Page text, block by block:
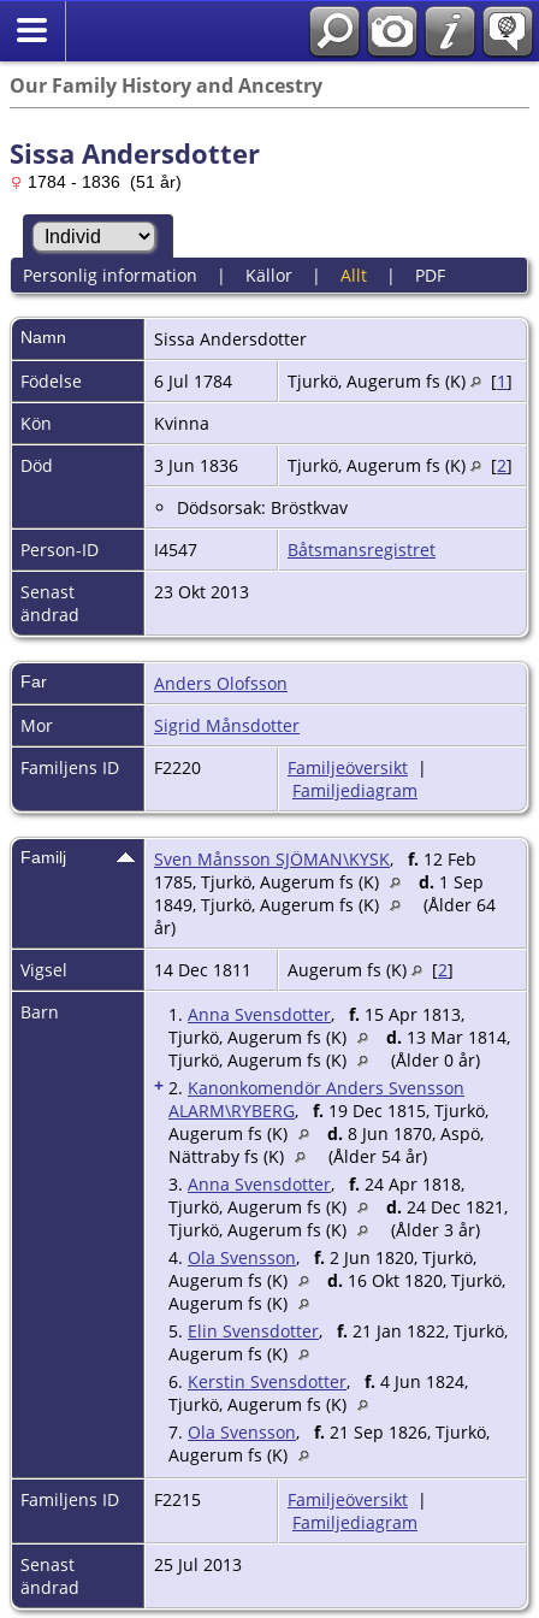
Our Family History and Ancestry
Sissa Andersdotter
1784 - 1836 (51 år)
Personlig information | Källor| Allt| PDF
Namn Sissa Andersdotter
Födelse
6 Jul 1784 Tjurkö, Augerum fs (K) [1]
Kön
Kvinna
Död
3 Jun 1836 Tjurkö, Augerum fs (K) [2]
Dödsorsak: Bröstkvav
Person-ID
I4547
Båtsmansregistret
Senast
ändrad
23 Okt 2013
Far
Anders Olofsson
Mor
Sigrid Månsdotter
Familjens ID
F2220 Familjeöversikt |
Familjediagram
Familj Sven Månsson SJÖMAN\KYSK, f. 12 Feb
1785, Tjurkö, Augerum fs (K)
d. 1 Sep
1849, Tjurkö, Augerum fs (K)
(Ålder 64
år)
Vigsel
14 Dec 1811 Augerum fs (K) [2]
Barn
1. Anna Svensdotter, f. 15 Apr 1813,
Tjurkö, Augerum fs (K)
d. 13 Mar 1814,
Tjurkö, Augerum fs (K)
(Ålder 0 år)
+ 2. Kanonkomendör Anders Svensson
ALARM\RYBERG, f. 19 Dec 1815, Tjurkö,
Augerum fs (K)
d. 8 Jun 1870, Aspö,
Nättraby fs (K)
(Ålder 54 år)
3. Anna Svensdotter, f. 24 Apr 1818,
Tjurkö, Augerum fs (K)
d. 24 Dec 1821,
Tjurkö, Augerum fs (K)
(Ålder 3 år)
4. Ola Svensson, f. 2 Jun 1820, Tjurkö,
Augerum fs (K)
d. 16 Okt 1820, Tjurkö,
Augerum fs (K)
5. Elin Svensdotter, f. 21 Jan 1822, Tjurkö,
Augerum fs (K)
6. Kerstin Svensdotter, f. 4 Jun 1824,
Tjurkö, Augerum fs (K)
7. Ola Svensson, f. 21 Sep 1826, Tjurkö,
Augerum fs (K)
Familjens ID
F2215 Familjeöversikt |
Familjediagram
Senast
ändrad
25 Jul 2013